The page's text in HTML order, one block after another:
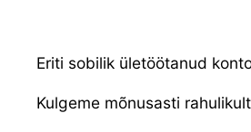
Eriti sobilik ületöötanud
Kulgeme mõnusasti